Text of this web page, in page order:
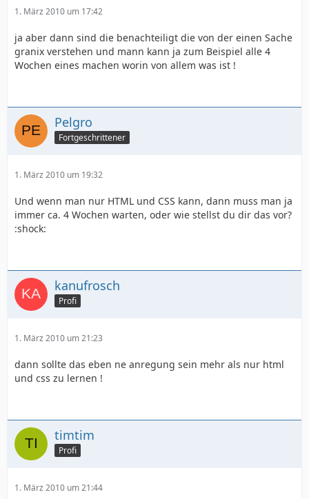
1. März 2010 um 17:42
ja aber dann sind die benachteiligt die von der einen Sache
granix verstehen und mann kann ja zum Beispiel alle 4
Wochen eines machen worin von allem was ist !
Pelgro
Fortgeschrittener
1. März 2010 um 19:32
Und wenn man nur HTML und CSS kann, dann muss man ja
immer ca. 4 Wochen warten, oder wie stellst du dir das vor?
:shock:
kanufrosch
Profi
1. März 2010 um 21:23
dann sollte das eben ne anregung sein mehr als nur html
und css zu lernen !
timtim
Profi
1. März 2010 um 21:44